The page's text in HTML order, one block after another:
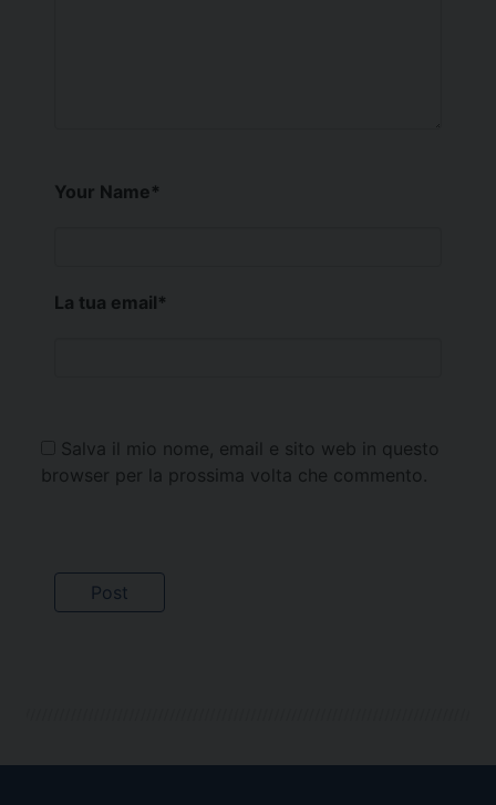
Your Name*
La tua email*
Salva il mio nome, email e sito web in questo
browser per la prossima volta che commento.